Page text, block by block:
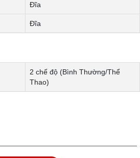
Đĩa
Đĩa
2 chế độ (Bình Thường/Thể
Thao)